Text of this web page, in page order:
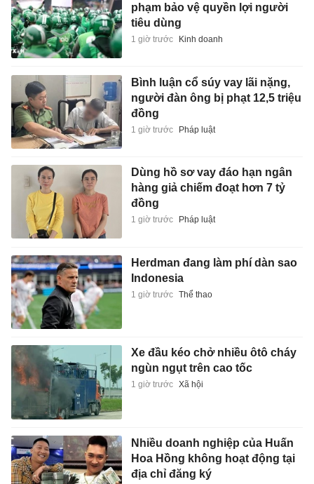
phạm bảo vệ quyền lợi người
tiêu dùng
1 giờ trước Kinh doanh
Bình luận cổ súy vay lãi nặng,
người đàn ông bị phạt 12,5 triệu
đồng
1 giờ trước Pháp luật
Dùng hồ sơ vay đáo hạn ngân
hàng giả chiếm đoạt hơn 7 tỷ
đồng
1 giờ trước Pháp luật
Herdman đang làm phí dàn sao
Indonesia
1 giờ trước Thể thao
Xe đầu kéo chở nhiều ôtô cháy
ngùn ngụt trên cao tốc
1 giờ trước Xã hội
Nhiều doanh nghiệp của Huấn
Hoa Hồng không hoạt động tại
địa chỉ đăng ký